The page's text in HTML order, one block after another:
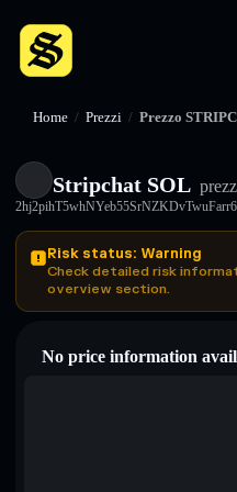
Home / Prezzi / Prezzo
Stripchat SOL
Risk status: Warning
Check detailed risk
overview section.
No price information